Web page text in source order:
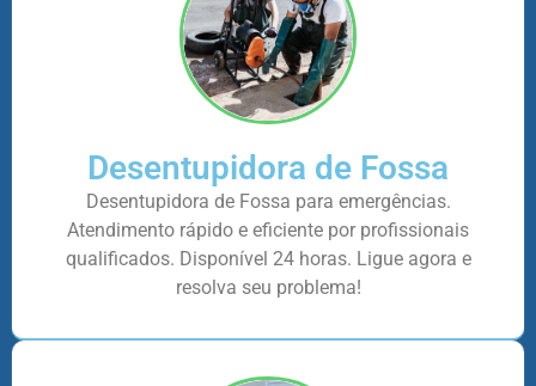
Desentupidora de Fossa
Desentupidora de Fossa para emergências.
Atendimento rápido e eficiente por profissionais
qualificados. Disponível 24 horas. Ligue agora e
resolva seu problema!